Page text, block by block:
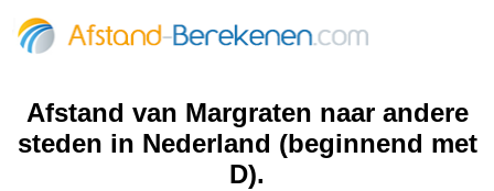
Afstand van Margraten naar andere
steden in Nederland (beginnend met
D).